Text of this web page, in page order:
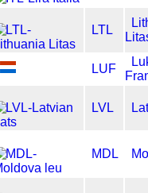
LTL
LUF
LVL
MDL